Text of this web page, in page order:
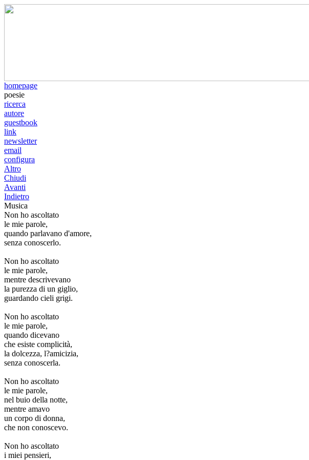
homepage
poesie
ricerca
autore
guestbook
link
newsletter
email
configura
Altro
Chiudi
Avanti
Indietro
Musica
Non ho ascoltato
le mie parole,
quando parlavano d'amore,
senza conoscerlo.
Non ho ascoltato
le mie parole,
mentre descrivevano
la purezza di un giglio,
guardando cieli grigi.
Non ho ascoltato
le mie parole,
quando dicevano
che esiste complicità,
la dolcezza, l?amicizia,
senza conoscerla.
Non ho ascoltato
le mie parole,
nel buio della notte,
mentre amavo
un corpo di donna,
che non conoscevo.
Non ho ascoltato
i miei pensieri,